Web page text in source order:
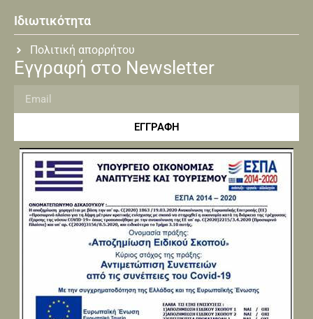
Ιδιωτικότητα
Πολιτική απορρήτου
Εγγραφή στο Newsletter
ΕΓΓΡΑΦΗ